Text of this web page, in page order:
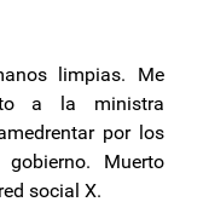
limpias. Me
a la ministra
por los
Muerto
social X.